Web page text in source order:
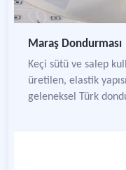
Maraş Dondurması
Keçi sütü ve salep
üretilen, elastik
geleneksel Türk